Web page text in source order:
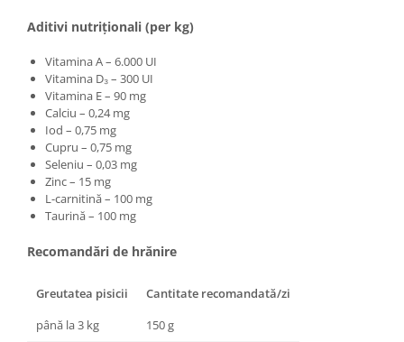
Aditivi nutriționali (per kg)
Vitamina A – 6.000 UI
Vitamina D₃ – 300 UI
Vitamina E – 90 mg
Calciu – 0,24 mg
Iod – 0,75 mg
Cupru – 0,75 mg
Seleniu – 0,03 mg
Zinc – 15 mg
L-carnitină – 100 mg
Taurină – 100 mg
Recomandări de hrănire
Greutatea pisicii
Cantitate recomandată/zi
până la 3 kg
150 g